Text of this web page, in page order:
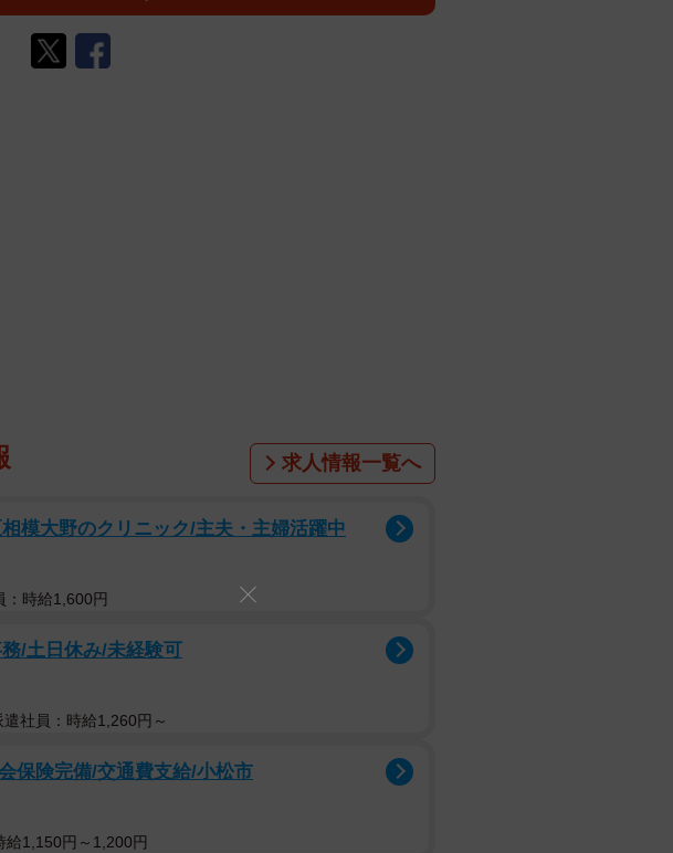
求人情報一覧へ
模大野のクリニック/主夫・主婦活躍中
：時給1,600円
/土日休み/未経験可
社員：時給1,260円～
保険完備/交通費支給/小松市
給1,150円～1,200円